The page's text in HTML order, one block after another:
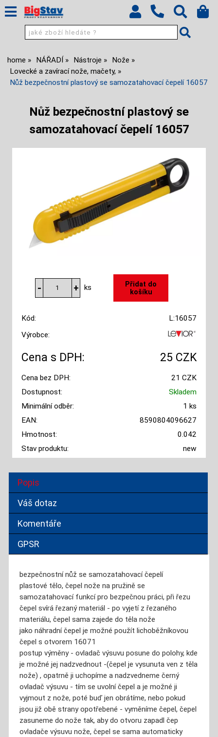
home NÁŘADÍ Nástroje
Nože
Lovecké a zavírací nože, mačety,
Nůž bezpečnostní plastový se samozatahovací čepelí 16057
Nůž bezpečnostní plastový se
samozatahovací čepelí 16057
ks
Kód:
L:16057
Výrobce:
Cena s DPH: 25 CZK
Cena bez DPH:
21 CZK
Dostupnost:
Skladem
Minimální odběr:
1 ks
EAN:
8590804096627
Hmotnost:
0.042
Stav produktu:
new
Popis
Váš dotaz
Komentáře
GPSR
bezpečnostní nůž se samozatahovací čepelí
plastové tělo, čepel nože na pružině se
samozatahovací funkcí pro bezpečnou práci, při řezu
čepel svírá řezaný materiál - po vyjetí z řezaného
materiálu, čepel sama zajede do těla nože
jako náhradní čepel je možné použít lichoběžníkovou
čepel s otvorem 16071
postup výměny - ovladač výsuvu posune do polohy, kde
je možné jej nadzvednout -(čepel je vysunuta ven z těla
nože) , opatrně ji uchopíme a nadzvedneme černý
ovladač výsuvu - tím se uvolní čepel a je možné ji
vyjmout z nože, poté buď jen obrátíme, nebo pokud
jsou již obě strany opotřebené - vyměníme čepel, čepel
zasuneme do nože tak, aby do otvoru zapadl čep
ovladače výsuvu nože, čepel se sama automaticky